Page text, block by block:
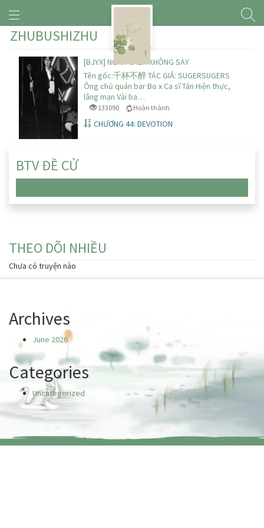
ZHUBUSHIZHU
[BJYX] NGÀN CHÉN KHÔNG SAY
Tên gốc:千杯不醉 TÁC GIẢ: SUGERSUGERS
Ông chủ quán bar Bo x Ca sĩ Tán Hiện thực,
lãng mạn Vài ba…
133090 Hoàn thành
CHƯƠNG 44: DEVOTION
BTV ĐỀ CỬ
THEO DÕI NHIỀU
Chưa có truyện nào
Archives
June 2026
Categories
Uncategorized